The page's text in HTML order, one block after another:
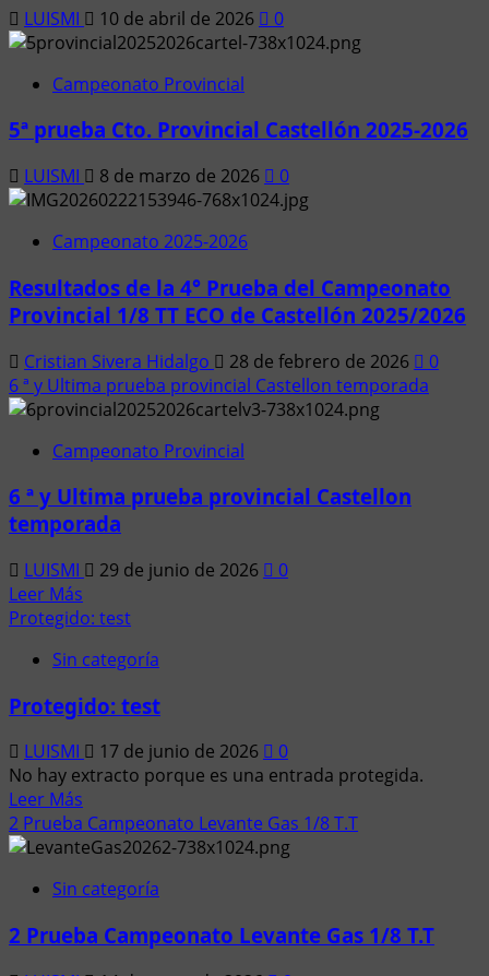
LUISMI 10 de abril de 2026 0
Campeonato Provincial
5ª prueba Cto. Provincial Castellón 2025-2026
LUISMI 8 de marzo de 2026 0
Campeonato 2025-2026
Resultados de la 4° Prueba del Campeonato
Provincial 1/8 TT ECO de Castellón 2025/2026
Cristian Sivera Hidalgo 28 de febrero de 2026
0
6 ª y Ultima prueba provincial Castellon temporada
Campeonato Provincial
6 ª y Ultima prueba provincial Castellon
temporada
LUISMI 29 de junio de 2026
0
Leer Más
más
de
ª
Ultima
prueba
provincial
Castellon
temporada
Protegido: test
Sin categoría
Protegido: test
LUISMI 17 de junio de 2026
0
No hay extracto porque es una entrada protegida.
Leer Más
más
acerca
Protegido:
2 Prueba Campeonato Levante Gas 1/8 T.T
Sin categoría
2 Prueba Campeonato Levante Gas 1/8 T.T